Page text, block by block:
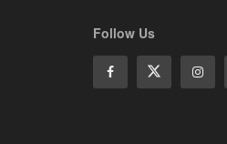
Follow Us